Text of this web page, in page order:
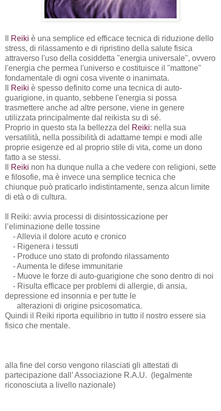
Reiki è una semplice ed efficace tecnica di riduzione dello
stress, di rilassamento e di ripristino della salute fisica
attraverso l'uso della cosiddetta "energia universale", ovvero
l'energia che permea l'universo e costituisce il "mattone"
fondamentale di ogni cosa vivente o inanimata.
Reiki è spesso definito come una tecnica di auto-
guarigione, in quanto, sebbene l'energia si possa
trasmettere anche ad altre persone, viene in genere
utilizzata principalmente dal reikista su di sé.
Proprio in questo sta la bellezza del Reiki: nella sua
versatilità, nella possibilità di adattarne tempi e modi alle
proprie esigenze ed al proprio stile di vita, come un dono
fatto a se stessi.
Reiki non ha dunque nulla a che vedere con religioni, sette
e filosofie, ma è invece una semplice tecnica che
chiunque può praticarlo indistintamente, senza alcun limite
di età o di cultura.
Il Reiki: avvia processi di disintossicazione per
l’eliminazione delle tossine
- Allevia il dolore acuto e cronico
- Rigenera i tessuti
- Produce uno stato di profondo rilassamento
- Aumenta le difese immunitarie
- Muove le forze di auto-guarigione che sono dentro di noi
- Risulta efficace per problemi di allergie, di ansia,
depressione ed insonnia e per tutte le
alterazioni di origine psicosomatica.
Quindi il Reiki riporta equilibrio in tutto il nostro essere sia
fisico che mentale.
alla fine del corso vengono rilasciati gli attestati di
partecipazione dall’ Associazione R.A.U. (legalmente
riconosciuta a livello nazionale)